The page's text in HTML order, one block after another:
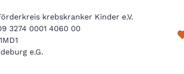
krebskranker Kinder e.V.
3274 0001 4060 00
e.G.